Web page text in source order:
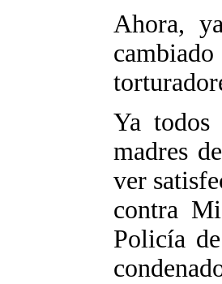
Ahora,
Ya todos
madres
ver
contra
Policía